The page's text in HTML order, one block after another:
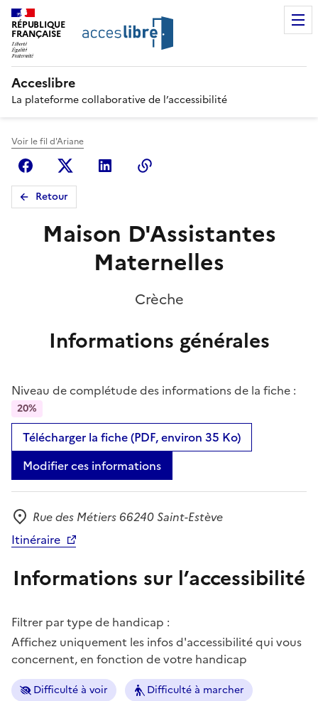
RÉPUBLIQUE
FRANÇAISE
Acceslibre
La plateforme collaborative de l’accessibilité
Voir le fil d'Ariane
FacebookX (anciennement Twitter)
Linkedin
Retour
Maison D'Assistantes
Maternelles
Crèche
Informations générales
Niveau de complétude des informations de la fiche :
20%
Télécharger la fiche (PDF, environ 35 Ko)
Modifier ces informations
Adresse
Rue des Métiers 66240 Saint-Estève
Itinéraire
Informations sur l’accessibilité
Filtrer par type de handicap :
Affichez uniquement les infos d'accessibilité qui vous
concernent, en fonction de votre handicap
Difficulté à voir Difficulté à marcher